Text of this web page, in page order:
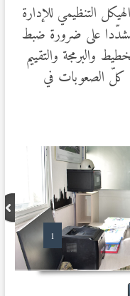
التنظيمي للإدارة
على ضرورة ضبط
والبرمجة والتقييم
كلّ الصعوبات في
1